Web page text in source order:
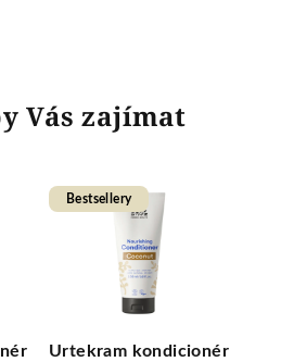
Vás zajímat
Bestsellery
Urtekram kondicionér